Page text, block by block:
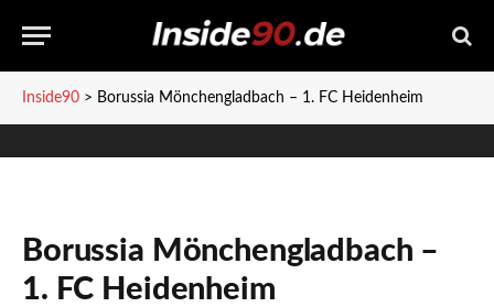
Inside90 > Borussia Mönchengladbach – 1. FC Heidenheim
Borussia Mönchengladbach –
1. FC Heidenheim